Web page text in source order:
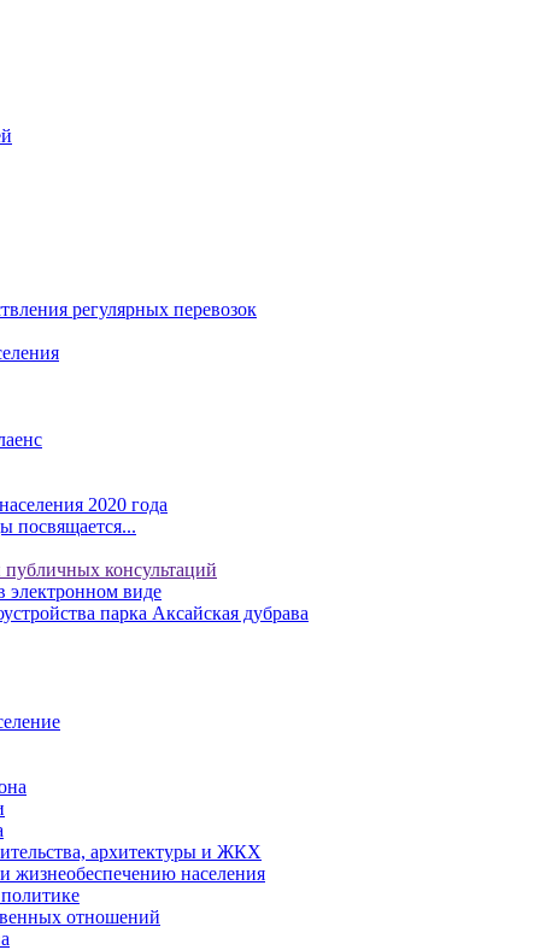
регулярных перевозок
2020 года
посвящается...
консультаций
виде
парка Аксайская дубрава
архитектуры и ЖКХ
населения
отношений